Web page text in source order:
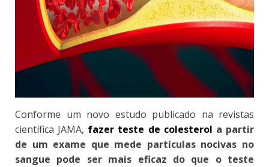
Conforme um novo estudo publicado na revistas
científica JAMA, fazer teste de colesterol a partir
de um exame que mede partículas nocivas no
sangue pode ser mais eficaz do que o teste